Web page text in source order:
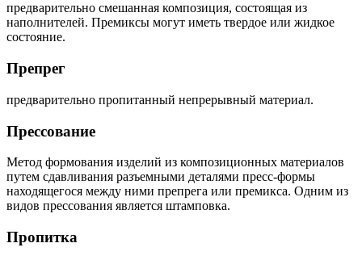
предварительно смешанная композиция, состоящая из
наполнителей. Премиксы могут иметь твердое или жидкое
состояние.
Препрег
предварительно пропитанный непрерывный материал.
Прессование
Метод формования изделий из композиционных материалов
путем сдавливания разъемными деталями пресс-формы
находящегося между ними препрега или премикса. Одним из
видов прессования является штамповка.
Пропитка